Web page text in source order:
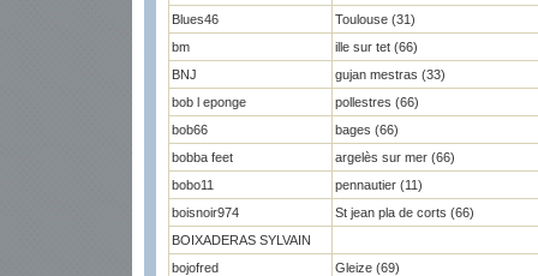
Blues46
Toulouse (31)
bm
ille sur tet (66)
BNJ
gujan mestras (33)
bob l eponge
pollestres (66)
bob66
bages (66)
bobba feet
argelès sur mer (66)
bobo11
pennautier (11)
boisnoir974
St jean pla de corts (66)
BOIXADERAS SYLVAIN
bojofred
Gleize (69)